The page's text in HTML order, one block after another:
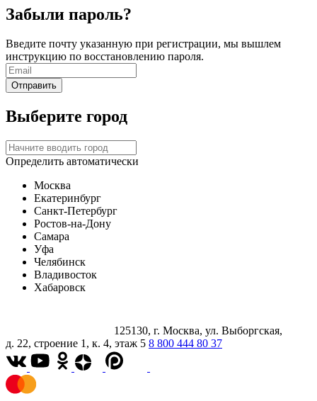
Забыли пароль?
Введите почту указанную при регистрации, мы вышлем
инструкцию по восстановлению пароля.
Выберите город
Определить автоматически
Москва
Екатеринбург
Санкт-Петербург
Ростов-на-Дону
Самара
Уфа
Челябинск
Владивосток
Хабаровск
125130, г. Москва, ул. Выборгская,
д. 22, строение 1, к. 4, этаж 5 8 800 444 80 37